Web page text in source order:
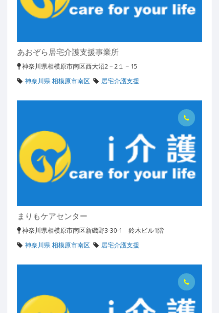
あおぞら居宅介護支援事業所
神奈川県相模原市南区西大沼2－2１－15
神奈川県 相模原市南区
居宅介護支援
まりもケアセンター
神奈川県相模原市南区新磯野3-30-1 鈴木ビル1階
神奈川県 相模原市南区
居宅介護支援